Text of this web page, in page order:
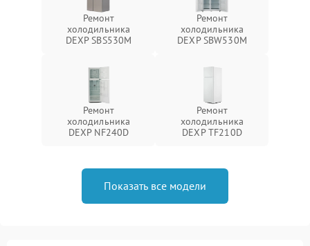
Ремонт
холодильника
DEXP SBS530M
Ремонт
холодильника
DEXP SBW530M
Ремонт
холодильника
DEXP NF240D
Ремонт
холодильника
DEXP TF210D
Показать все модели